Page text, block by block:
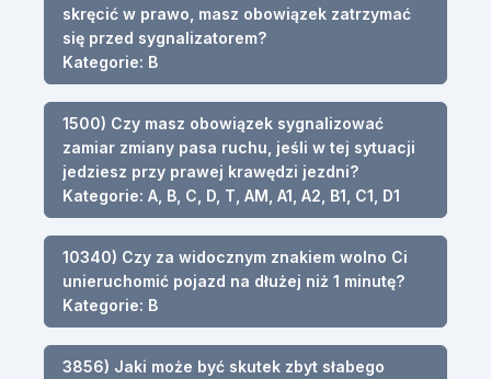
skręcić w prawo, masz obowiązek zatrzymać
się przed sygnalizatorem?
Kategorie: B
1500) Czy masz obowiązek sygnalizować
zamiar zmiany pasa ruchu, jeśli w tej sytuacji
jedziesz przy prawej krawędzi jezdni?
Kategorie: A, B, C, D, T, AM, A1, A2, B1, C1, D1
10340) Czy za widocznym znakiem wolno Ci
unieruchomić pojazd na dłużej niż 1 minutę?
Kategorie: B
3856) Jaki może być skutek zbyt słabego